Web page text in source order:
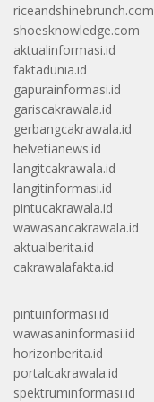
riceandshinebrunch.com
shoesknowledge.com
aktualinformasi.id
faktadunia.id
gapurainformasi.id
gariscakrawala.id
gerbangcakrawala.id
helvetianews.id
langitcakrawala.id
langitinformasi.id
pintucakrawala.id
wawasancakrawala.id
aktualberita.id
cakrawalafakta.id
pintuinformasi.id
wawasaninformasi.id
horizonberita.id
portalcakrawala.id
spektruminformasi.id